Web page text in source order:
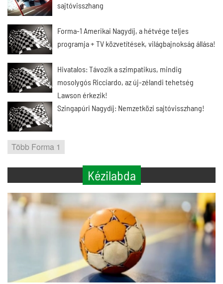
sajtóvisszhang
Forma-1 Amerikai Nagydíj, a hétvége teljes
programja + TV közvetítések, világbajnokság állása!
Hivatalos: Távozik a szimpatikus, mindig
mosolygós Ricciardo, az új-zélandi tehetség
Lawson érkezik!
Szingapúri Nagydíj: Nemzetközi sajtóvisszhang!
Több Forma 1
Kézilabda